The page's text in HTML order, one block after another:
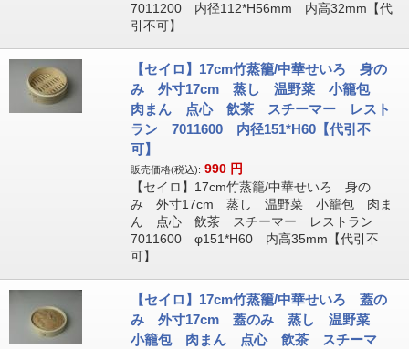
7011200 内径112*H56mm 内高32mm【代
引不可】
【セイロ】17cm竹蒸籠/中華せいろ 身の
み 外寸17cm 蒸し 温野菜 小籠包
肉まん 点心 飲茶 スチーマー レスト
ラン 7011600 内径151*H60【代引不
可】
販売価格(税込): 990 円
【セイロ】17cm竹蒸籠/中華せいろ 身の
み 外寸17cm 蒸し 温野菜 小籠包 肉ま
ん 点心 飲茶 スチーマー レストラン
7011600 φ151*H60 内高35mm【代引不
可】
【セイロ】17cm竹蒸籠/中華せいろ 蓋の
み 外寸17cm 蓋のみ 蒸し 温野菜
小籠包 肉まん 点心 飲茶 スチーマ